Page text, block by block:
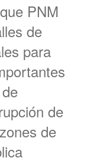
PNM
de
para
de
de